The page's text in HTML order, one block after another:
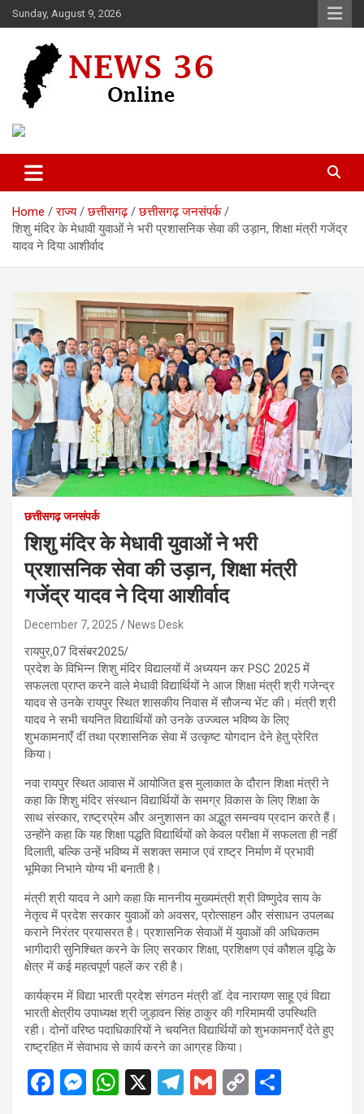
Skip
to
Sunday, August 9, 2026
News 36
Home राज्य छत्तीसगढ़
छत्तीसगढ़ जनसंपर्क
शिशु मंदिर के मेधावी युवाओं ने भरी प्रशासनिक सेवा की उड़ान, शिक्षा मंत्री गजेंद्र
यादव ने दिया आशीर्वाद
छत्तीसगढ़ जनसंपर्क
शिशु मंदिर के मेधावी युवाओं ने भरी
प्रशासनिक सेवा की उड़ान, शिक्षा मंत्री
गजेंद्र यादव ने दिया आशीर्वाद
December 7, 2025 News Desk
रायपुर,07 दिसंबर2025/
प्रदेश के विभिन्न शिशु मंदिर विद्यालयों में अध्ययन कर PSC 2025 में
सफलता प्राप्त करने वाले मेधावी विद्यार्थियों ने आज शिक्षा मंत्री श्री गजेन्द्र
यादव से उनके रायपुर स्थित शासकीय निवास में सौजन्य भेंट की। मंत्री श्री
यादव ने सभी चयनित विद्यार्थियों को उनके उज्ज्वल भविष्य के लिए
शुभकामनाएँ दीं तथा प्रशासनिक सेवा में उत्कृष्ट योगदान देने हेतु प्रेरित
किया।
नवा रायपुर स्थित आवास में आयोजित इस मुलाकात के दौरान शिक्षा मंत्री ने
कहा कि शिशु मंदिर संस्थान विद्यार्थियों के समग्र विकास के लिए शिक्षा के
साथ संस्कार, राष्ट्रप्रेम और अनुशासन का अद्भुत समन्वय प्रदान करते हैं।
उन्होंने कहा कि यह शिक्षा पद्धति विद्यार्थियों को केवल परीक्षा में सफलता ही नहीं
दिलाती, बल्कि उन्हें भविष्य में सशक्त समाज एवं राष्ट्र निर्माण में प्रभावी
भूमिका निभाने योग्य भी बनाती है।
मंत्री श्री यादव ने आगे कहा कि माननीय मुख्यमंत्री श्री विष्णुदेव साय के
नेतृत्व में प्रदेश सरकार युवाओं को अवसर, प्रोत्साहन और संसाधन उपलब्ध
कराने निरंतर प्रयासरत है। प्रशासनिक सेवाओं में युवाओं की अधिकतम
भागीदारी सुनिश्चित करने के लिए सरकार शिक्षा, प्रशिक्षण एवं कौशल वृद्धि के
क्षेत्र में कई महत्वपूर्ण पहलें कर रही है।
कार्यक्रम में विद्या भारती प्रदेश संगठन मंत्री डॉ. देव नारायण साहू एवं विद्या
भारती क्षेत्रीय उपाध्यक्ष श्री जुड़ावन सिंह ठाकुर की गरिमामयी उपस्थिति
रही। दोनों वरिष्ठ पदाधिकारियों ने चयनित विद्यार्थियों को शुभकामनाएँ देते हुए
राष्ट्रहित में सेवाभाव से कार्य करने का आग्रह किया।
F
M W X
T
G
C